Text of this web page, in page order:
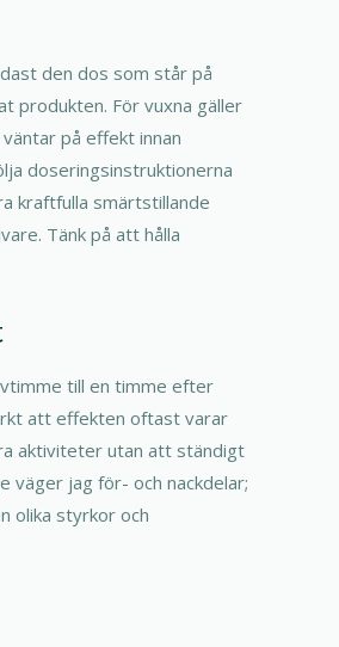
den dos som står på
produkten. För vuxna gäller
på effekt innan
doseringsinstruktionerna
kraftfulla smärtstillande
Tänk på att hålla
till en timme efter
att effekten oftast varar
aktiviteter utan att ständigt
väger jag för- och nackdelar;
olika styrkor och